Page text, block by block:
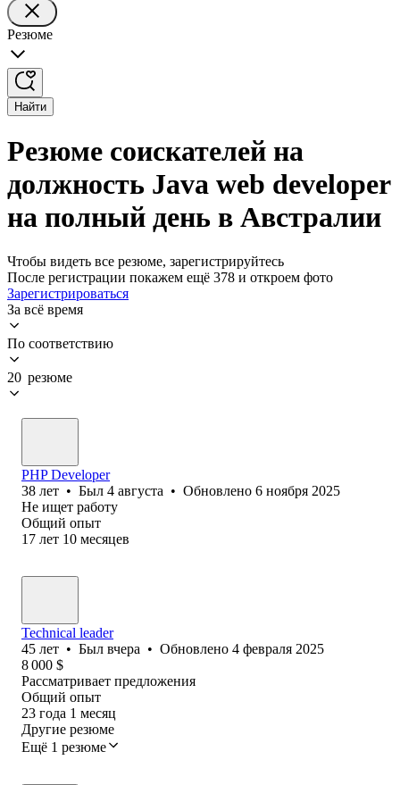
Резюме
Найти
Резюме соискателей на
должность Java web developer
на полный день в Австралии
Чтобы видеть все резюме, зарегистрируйтесь
После регистрации покажем ещё 378 и откроем фото
Зарегистрироваться
За всё время
По соответствию
20 резюме
PHP Developer
38 лет • Был 4 августа • Обновлено 6 ноября 2025
Не ищет работу
Общий опыт
17 лет 10 месяцев
Technical leader
45 лет • Был вчера • Обновлено 4 февраля 2025
8 000 $
Рассматривает предложения
Общий опыт
23 года 1 месяц
Другие резюме
Ещё 1 резюме